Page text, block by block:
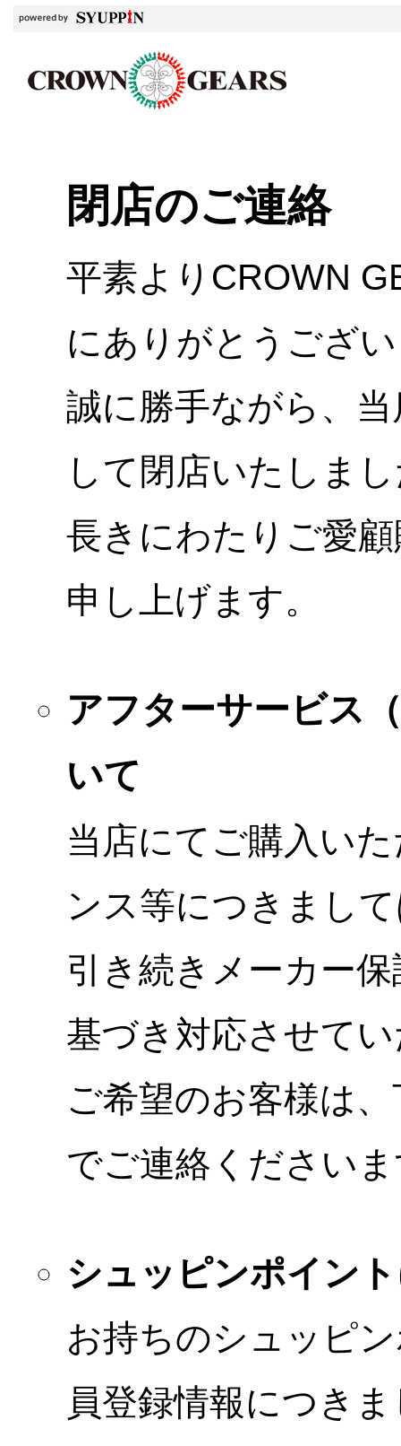
閉店のご連絡
平素よりCROWN
にありがとうござ
誠に勝手ながら、
して閉店いたしま
長きにわたりご愛
申し上げます。
アフターサービス
いて
当店にてご購入い
ンス等につきまし
引き続きメーカー
基づき対応させて
ご希望のお客様は
でご連絡ください
シュッピンポイン
お持ちのシュッピ
員登録情報につき